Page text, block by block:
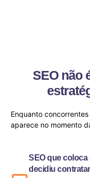
SEO não
Enquanto
aparece no momento
SEO que coloca
decidiu contratar